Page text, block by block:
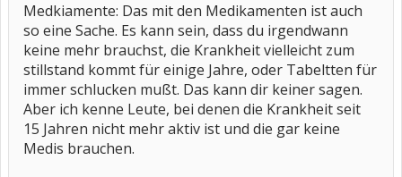
Medkiamente: Das mit den Medikamenten ist auch
so eine Sache. Es kann sein, dass du irgendwann
keine mehr brauchst, die Krankheit vielleicht zum
stillstand kommt für einige Jahre, oder Tabeltten für
immer schlucken mußt. Das kann dir keiner sagen.
Aber ich kenne Leute, bei denen die Krankheit seit
15 Jahren nicht mehr aktiv ist und die gar keine
Medis brauchen.